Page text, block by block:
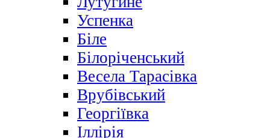
Успенка
Біле
Білоріченський
Весела Тарасівка
Врубівський
Георгіївка
Іллірія